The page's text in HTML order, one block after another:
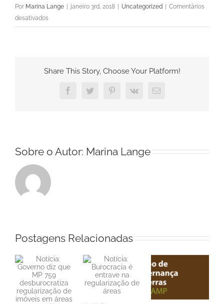
Por Marina Lange janeiro 3rd, 2018 Uncategorized
Comentários
desativadosem
Pesquisadoras
Governança
no
“Propriedades
em
Share This Story, Choose Your Platform!
FacebookTwitterPinterest
Vk
E-
Sobre o Autor: Marina Lange
Postagens Relacionadas